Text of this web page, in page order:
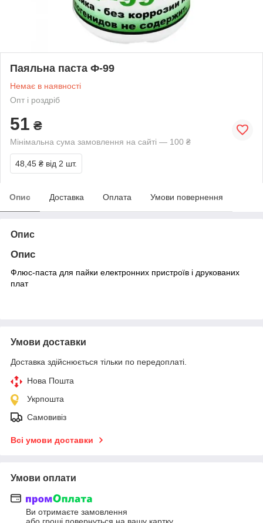
Паяльна паста Ф-99
Немає в наявності
Опт і роздріб
51 ₴
Мінімальна сума замовлення на сайті — 100 ₴
48,45 ₴ від 2 шт.
Опис Доставка Оплата Умови повернення
Опис
Опис
Флюс-паста для пайки електронних пристроїв і друкованих
плат
Умови доставки
Доставка здійснюється тільки по передоплаті.
Нова Пошта
Укрпошта
Самовивіз
Всі умови доставки
Умови оплати
Ви отримаєте замовлення